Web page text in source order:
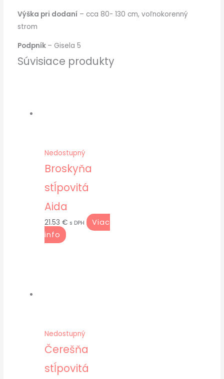
Výška pri dodaní– cca 80- 130 cm, voľnokorenný
strom
Podpník – Gisela 5
Súvisiace produkty
Nedostupný
Broskyňa
stĺpovitá
Aida
21.53€ s DPH
Viac
info
Nedostupný
Čerešňa
stĺpovitá